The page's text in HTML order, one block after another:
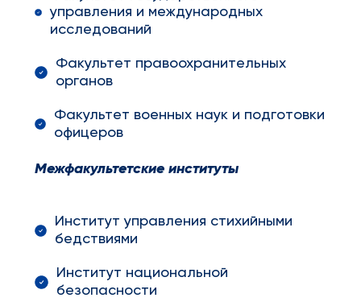
управления и международных
исследований
Факультет правоохранительных
органов
Факультет военных наук и подготовки
офицеров
Межфакультетские институты
Институт управления стихийными
бедствиями
Институт национальной
безопасности